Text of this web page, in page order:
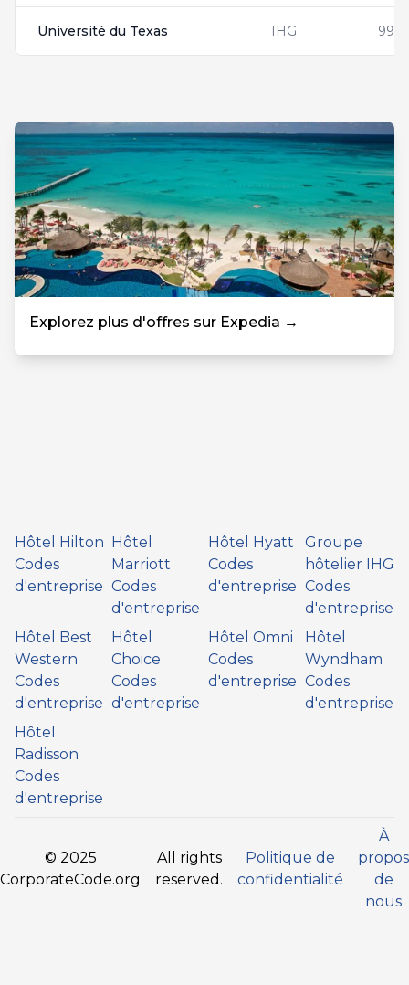
Université du Texas IHG
Explorez plus d'offres sur Expedia →
Hôtel Hilton
Codes
d'entreprise
Hôtel
Marriott
Codes
d'entreprise
Hôtel Hyatt
Codes
d'entreprise
Groupe
hôtelier IHG
Codes
d'entreprise
Hôtel Best
Western
Codes
d'entreprise
Hôtel
Choice
Codes
d'entreprise
Hôtel Omni
Codes
d'entreprise
Hôtel
Wyndham
Codes
d'entreprise
Hôtel
Radisson
Codes
d'entreprise
© 2025
CorporateCode.org
All rights
reserved.
Politique de
confidentialité
À
propos
de
nous